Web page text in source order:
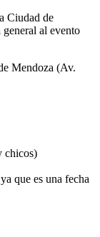
Ciudad de
al evento
Mendoza (Av.
chicos)
que es una fecha